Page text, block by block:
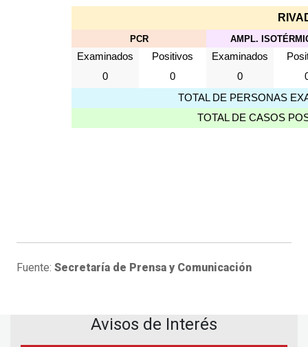
PCR AMPL.
Examinados Positivos Examinados
0
0 0
TOTAL DE PERSONAS
TOTAL DE CASOS
Fuente: Secretaría de Prensa y Comunicación
Avisos de Interés